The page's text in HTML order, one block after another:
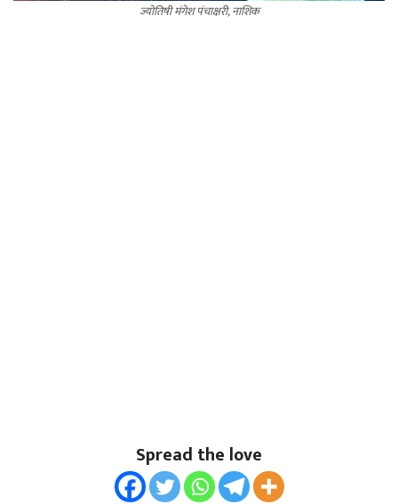
ज्योतिषी मंगेश पंचाक्षरी, नाशिक
Spread the love